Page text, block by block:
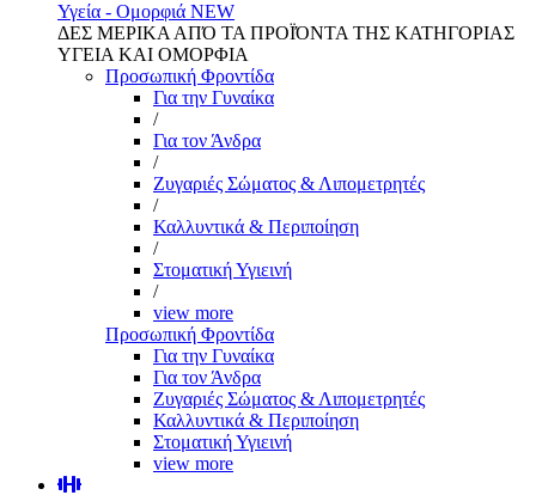
Υγεία - Ομορφιά NEW
ΔΕΣ ΜΕΡΙΚΑ ΑΠΌ ΤΑ ΠΡΟΪΌΝΤΑ ΤΗΣ ΚΑΤΗΓΟΡΙΑΣ
ΥΓΕΙΑ ΚΑΙ ΟΜΟΡΦΙΑ
Προσωπική Φροντίδα
Για την Γυναίκα
/
Για τον Άνδρα
/
Ζυγαριές Σώματος & Λιπομετρητές
/
Καλλυντικά & Περιποίηση
/
Στοματική Υγιεινή
/
view more
Προσωπική Φροντίδα
Για την Γυναίκα
Για τον Άνδρα
Ζυγαριές Σώματος & Λιπομετρητές
Καλλυντικά & Περιποίηση
Στοματική Υγιεινή
view more